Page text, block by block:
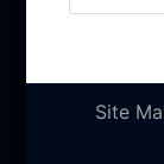
Site